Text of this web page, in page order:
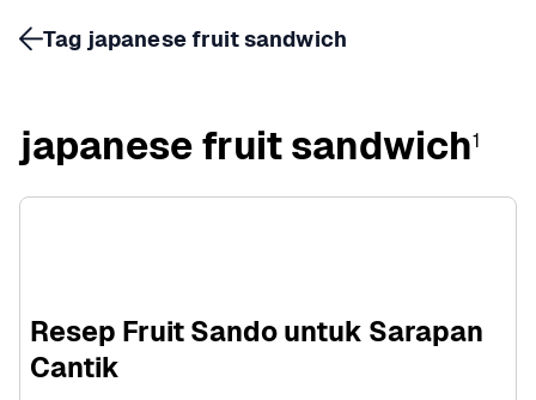
japanese fruit sandwich1
Resep Fruit Sando untuk Sarapan
Cantik
Tag japanese fruit sandwich